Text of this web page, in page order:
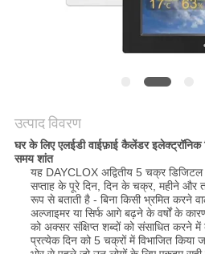
उत्पाद विवरण
घर के लिए एलईडी वाईफ़ाई कैलेंडर इलेक्ट्रॉनिक
समय शांत
यह DAYCLOX अद्वितीय 5 चक्र
सप्ताह के पूरे दिन, दिन के चक्र, महीने और
रूप से बताती है - बिना किसी भ्रमित करने
अल्जाइमर या सिर्फ आगे बढ़ने के वर्षों के
को अक्सर संक्षिप्त शब्दों को संसाधित करने में
प्रत्येक दिन को 5 चक्रों में विभाजित किया